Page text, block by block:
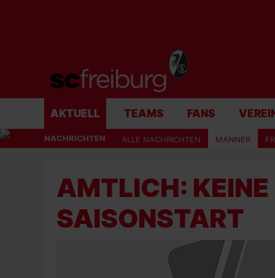
AKTUELL TEAMS FANS VEREIN
NACHRICHTEN ALLE NACHRICHTEN MÄNNER
AMTLICH:
SAISONSTART